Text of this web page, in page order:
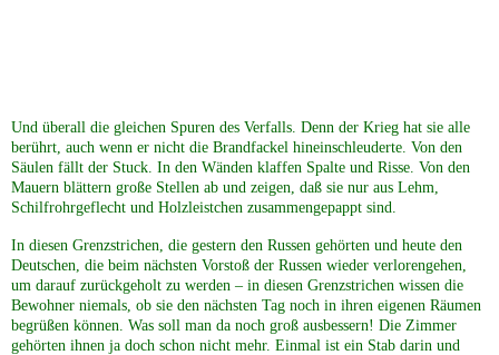
Und überall die gleichen Spuren des Verfalls. Denn der Krieg hat sie alle
berührt, auch wenn er nicht die Brandfackel hineinschleuderte. Von den
Säulen fällt der Stuck. In den Wänden klaffen Spalte und Risse. Von den
Mauern blättern große Stellen ab und zeigen, daß sie nur aus Lehm,
Schilfrohrgeflecht und Holzleistchen zusammengepappt sind.
In diesen Grenzstrichen, die gestern den Russen gehörten und heute den
Deutschen, die beim nächsten Vorstoß der Russen wieder verlorengehen,
um darauf zurückgeholt zu werden – in diesen Grenzstrichen wissen die
Bewohner niemals, ob sie den nächsten Tag noch in ihren eigenen Räumen
begrüßen können. Was soll man da noch groß ausbessern! Die Zimmer
gehörten ihnen ja doch schon nicht mehr. Einmal ist ein Stab darin und